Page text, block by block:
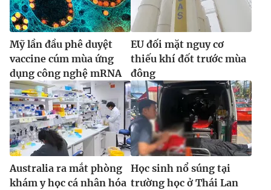
Mỹ lần đầu phê duyệt
vaccine cúm mùa ứng
dụng công nghệ mRNA
EU đối mặt nguy cơ
thiếu khí đốt trước mùa
đông
Australia ra mắt phòng
khám y học cá nhân hóa
Học sinh nổ súng tại
trường học ở Thái Lan